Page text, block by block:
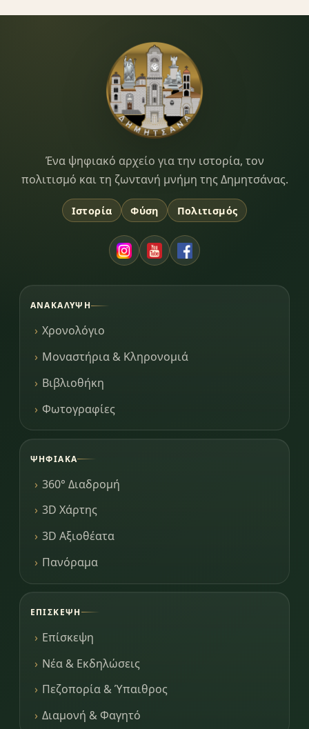
Dimitsana.gr
Ένα ψηφιακό αρχείο για την ιστορία, τον
πολιτισμό και τη ζωντανή μνήμη της Δημητσάνας.
Ιστορία Φύση Πολιτισμός
ΑΝΑΚΆΛΥΨΗ
Χρονολόγιο
Μοναστήρια & Κληρονομιά
Βιβλιοθήκη
Φωτογραφίες
ΨΗΦΙΑΚΆ
360° Διαδρομή
3D Χάρτης
3D Αξιοθέατα
Πανόραμα
ΕΠΊΣΚΕΨΗ
Επίσκεψη
Νέα & Εκδηλώσεις
Πεζοπορία & Ύπαιθρος
Διαμονή & Φαγητό